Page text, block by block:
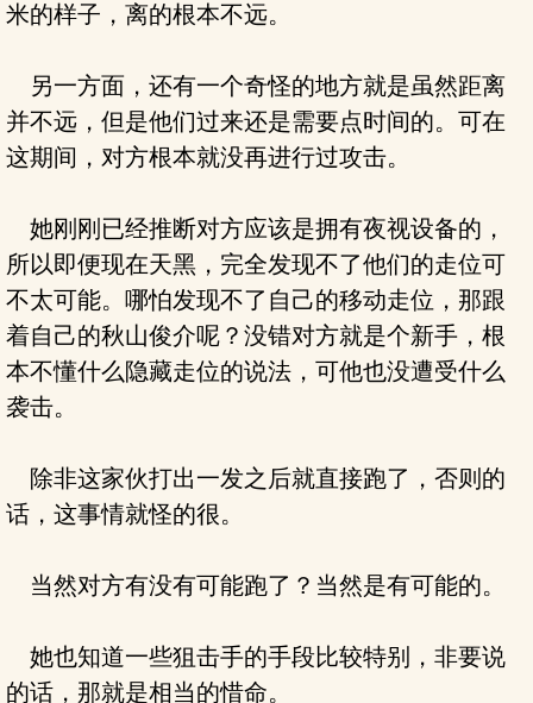
米的样子，离的根本不远。
另一方面，还有一个奇怪的地方就是虽然距离
并不远，但是他们过来还是需要点时间的。可在
这期间，对方根本就没再进行过攻击。
她刚刚已经推断对方应该是拥有夜视设备的，
所以即便现在天黑，完全发现不了他们的走位可
不太可能。哪怕发现不了自己的移动走位，那跟
着自己的秋山俊介呢？没错对方就是个新手，根
本不懂什么隐藏走位的说法，可他也没遭受什么
袭击。
除非这家伙打出一发之后就直接跑了，否则的
话，这事情就怪的很。
当然对方有没有可能跑了？当然是有可能的。
她也知道一些狙击手的手段比较特别，非要说
的话，那就是相当的惜命。